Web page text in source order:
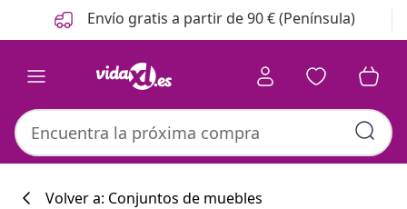
Anterior
Siguiente Envío gratis a partir de 90 € (Península)
Volver a: Conjuntos de muebles